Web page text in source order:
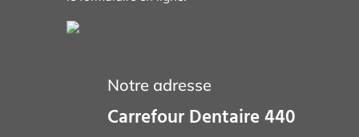
Notre adresse
Carrefour Dentaire 440